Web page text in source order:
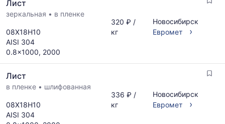
Лист
зеркальная • в пленке
08Х18Н10
AISI 304
0.8x1000, 2000
320 ₽ /
кг
Новосибирск
Евромет
›
Лист
в пленке • шлифованная
08Х18Н10
AISI 304
336 ₽ /
кг
Новосибирск
Евромет
›